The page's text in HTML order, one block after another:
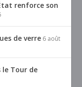
renforce son
de verre 6 août
Tour de